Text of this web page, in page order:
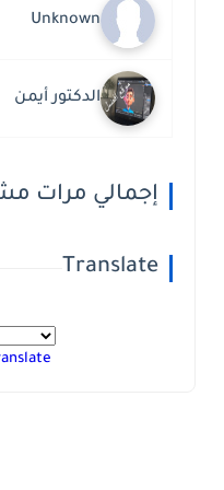
Unknown
الدكتور أيمن
إجمالي مرات
Translate